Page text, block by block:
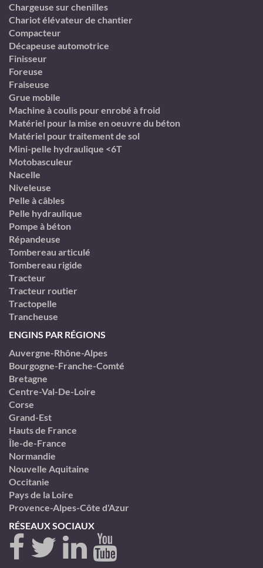
Chargeuse sur chenilles
Chariot élévateur de chantier
Compacteur
Décapeuse automotrice
Finisseur
Foreuse
Fraiseuse
Grue mobile
Machine à coulis pour enrobé à froid
Matériel pour la mise en oeuvre du béton
Matériel pour traitement de sol
Mini-pelle hydraulique <6T
Motobasculeur
Nacelle
Niveleuse
Pelle à câbles
Pelle hydraulique
Pompe à béton
Répandeuse
Tombereau articulé
Tombereau rigide
Tracteur
Tracteur routier
Tractopelle
Trancheuse
ENGINS PAR RÉGIONS
Auvergne-Rhône-Alpes
Bourgogne-Franche-Comté
Bretagne
Centre-Val-De-Loire
Corse
Grand-Est
Hauts de France
Île-de-France
Normandie
Nouvelle Aquitaine
Occitanie
Pays de la Loire
Provence-Alpes-Côte d'Azur
RÉSEAUX SOCIAUX